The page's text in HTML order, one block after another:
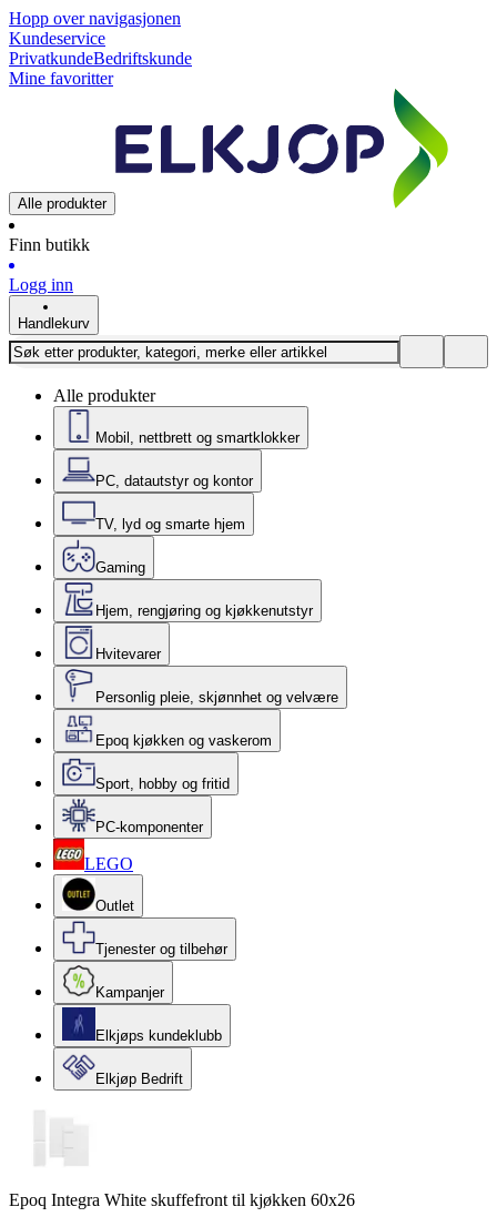
Hopp over navigasjonen
Kundeservice
PrivatkundeBedriftskunde
Mine favoritter
Alle produkter
Finn butikk
Logg inn
Handlekurv
Alle produkter
Mobil, nettbrett og smartklokker
PC, datautstyr og kontor
TV, lyd og smarte hjem
Gaming
Hjem, rengjøring og kjøkkenutstyr
Hvitevarer
Personlig pleie, skjønnhet og velvære
Epoq kjøkken og vaskerom
Sport, hobby og fritid
PC-komponenter
LEGO
Outlet
Tjenester og tilbehør
Kampanjer
Elkjøps kundeklubb
Elkjøp Bedrift
Epoq Integra White skuffefront til kjøkken 60x26